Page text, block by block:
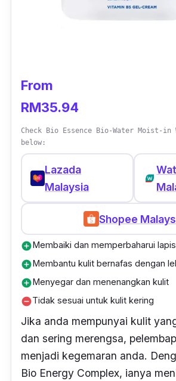
From
RM35.94
Check Bio Essence Bio-Water Moist-
below:
Lazada
Malaysia
Shopee
add_circleMembaiki dan memperbaharui
add_circleMembantu kulit bernafas dengan
add_circleMenyegar dan menenangkan kulit
remove_circleTidak sesuai untuk kulit kering
Jika anda mempunyai kulit
dan sering merengsa,
menjadi kegemaran anda.
Bio Energy Complex, ianya